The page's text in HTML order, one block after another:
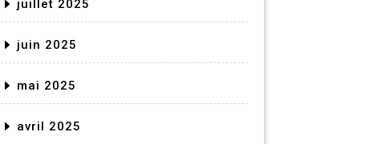
juillet 2025
juin 2025
mai 2025
avril 2025